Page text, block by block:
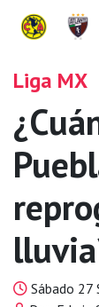
Liga MX
Sábado